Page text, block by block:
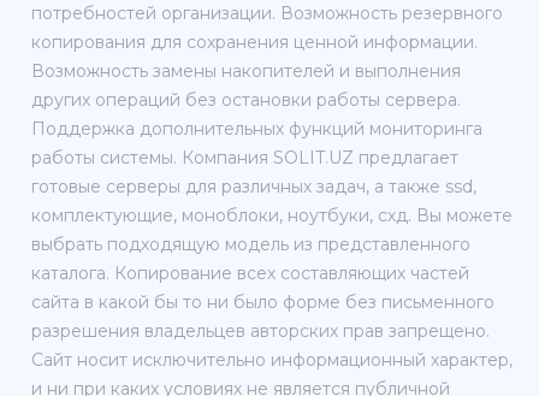
потребностей организации. Возможность резервного
копирования для сохранения ценной информации.
Возможность замены накопителей и выполнения
других операций без остановки работы сервера.
Поддержка дополнительных функций мониторинга
работы системы. Компания SOLIT.UZ предлагает
готовые серверы для различных задач, а также ssd,
комплектующие, моноблоки, ноутбуки, схд. Вы можете
выбрать подходящую модель из представленного
каталога. Копирование всех составляющих частей
сайта в какой бы то ни было форме без письменного
разрешения владельцев авторских прав запрещено.
Сайт носит исключительно информационный характер,
и ни при каких условиях не является публичной